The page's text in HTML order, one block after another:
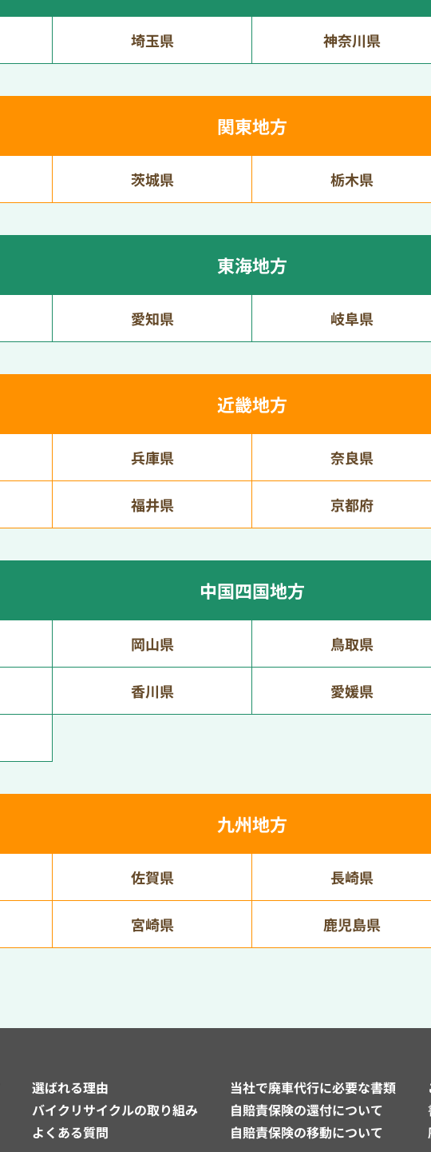
埼玉県 神奈川県
関東地方
茨城県 栃木県
東海地方
愛知県 岐阜県
近畿地方
兵庫県 奈良県
福井県 京都府
中国四国地方
岡山県 鳥取県
香川県 愛媛県
九州地方
佐賀県 長崎県
宮崎県 鹿児島県
選ばれる理由
バイクリサイクルの取り組み
よくある質問
当社で廃車代行に必要な書類
自賠責保険の還付について
自賠責保険の移動について